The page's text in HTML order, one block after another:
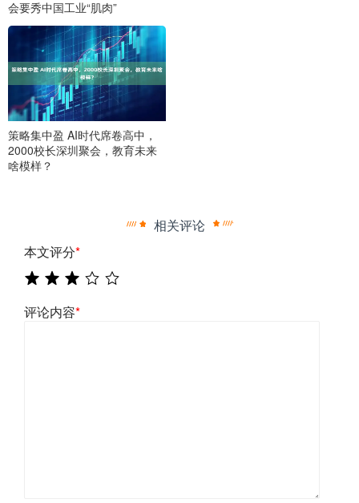
会要秀中国工业“肌肉”
策略集中盈 AI时代席卷高中，
2000校长深圳聚会，教育未来
啥模样？
相关评论
本文评分*
评论内容*